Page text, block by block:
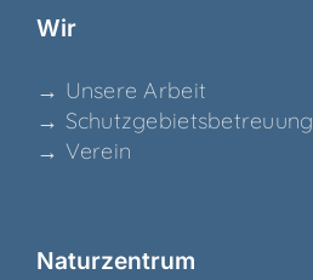
Wir
→ Unse­re Arbeit
→ Schutz­ge­biets­be­treu­ung
→ Ver­ein
Natur­zen­trum